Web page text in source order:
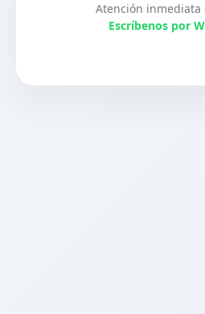
Atención inmediata
Escríbenos por